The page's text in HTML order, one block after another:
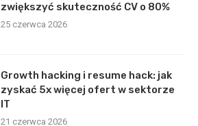
zwiększyć skuteczność CV o 80%
25 czerwca 2026
Growth hacking i resume hack: jak
zyskać 5x więcej ofert w sektorze
IT
21 czerwca 2026